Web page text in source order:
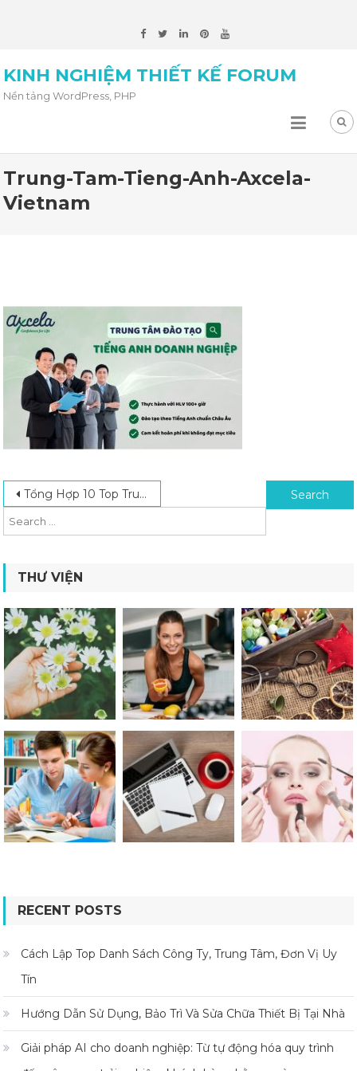
KINH NGHIỆM THIẾT KẾ FORUM
Nền tảng WordPress, PHP
Trung-Tam-Tieng-Anh-Axcela-
Vietnam
Post navigation
Tổng Hợp 10 Top Trung Tâm Tiếng Anh Cho Người Đi Làm Chất Lượng Nhất Search for:
THƯ VIỆN
RECENT POSTS
Cách Lập Top Danh Sách Công Ty, Trung Tâm, Đơn Vị Uy
Tín
Hướng Dẫn Sử Dụng, Bảo Trì Và Sửa Chữa Thiết Bị Tại Nhà
Giải pháp AI cho doanh nghiệp: Từ tự động hóa quy trình